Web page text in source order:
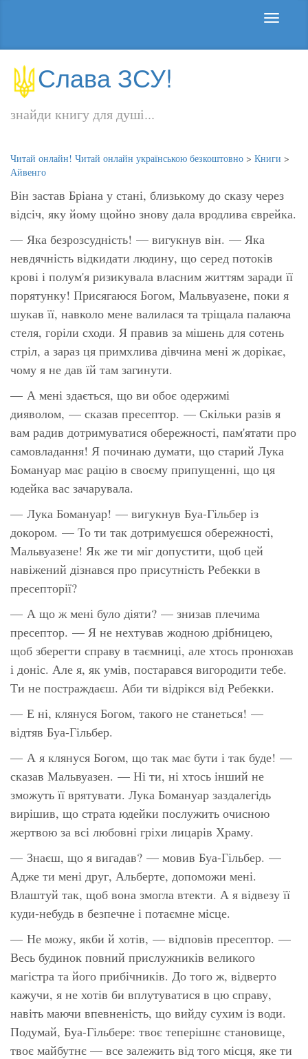
Слава ЗСУ!
знайди книгу для душі...
Читай онлайн! Читай онлайн українською безкоштовно > Книги >
Айвенго
Він застав Бріана у стані, близькому до сказу через
відсіч, яку йому щойно знову дала вродлива єврейка.
— Яка безрозсудність! — вигукнув він. — Яка
невдячність відкидати людину, що серед потоків
крові і полум'я ризикувала власним життям заради її
порятунку! Присягаюся Богом, Мальвуазене, поки я
шукав її, навколо мене валилася та тріщала палаюча
стеля, горіли сходи. Я правив за мішень для сотень
стріл, а зараз ця примхлива дівчина мені ж дорікає,
чому я не дав їй там загинути.
— А мені здається, що ви обоє одержимі
дияволом, — сказав пресептор. — Скільки разів я
вам радив дотримуватися обережності, пам'ятати про
самовладання! Я починаю думати, що старий Лука
Бомануар має рацію в своєму припущенні, що ця
юдейка вас зачарувала.
— Лука Бомануар! — вигукнув Буа-Гільбер із
докором. — То ти так дотримуєшся обережності,
Мальвуазене! Як же ти міг допустити, щоб цей
навіжений дізнався про присутність Ребекки в
пресепторії?
— А що ж мені було діяти? — знизав плечима
пресептор. — Я не нехтував жодною дрібницею,
щоб зберегти справу в таємниці, але хтось пронюхав
і доніс. Але я, як умів, постарався вигородити тебе.
Ти не постраждаєш. Аби ти відрікся від Ребекки.
— Е ні, клянуся Богом, такого не станеться! —
відтяв Буа-Гільбер.
— А я клянуся Богом, що так має бути і так буде! —
сказав Мальвуазен. — Ні ти, ні хтось інший не
зможуть її врятувати. Лука Бомануар заздалегідь
вирішив, що страта юдейки послужить очисною
жертвою за всі любовні гріхи лицарів Храму.
— Знаєш, що я вигадав? — мовив Буа-Гільбер. —
Адже ти мені друг, Альберте, допоможи мені.
Влаштуй так, щоб вона змогла втекти. А я відвезу її
куди-небудь в безпечне і потаємне місце.
— Не можу, якби й хотів, — відповів пресептор. —
Весь будинок повний прислужників великого
магістра та його прибічників. До того ж, відверто
кажучи, я не хотів би вплутуватися в цю справу,
навіть маючи впевненість, що вийду сухим із води.
Подумай, Буа-Гільбере: твоє теперішнє становище,
твоє майбутнє — все залежить від того місця, яке ти